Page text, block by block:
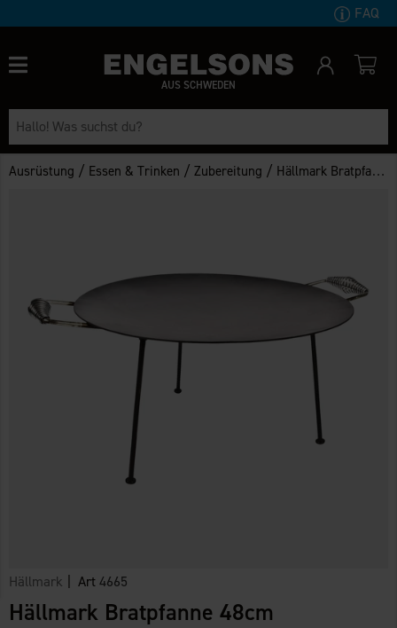
FAQ
AUS SCHWEDEN
Ausrüstung / Essen & Trinken /Zubereitung / Hällmark Bratpfanne 48cm
Hällmark | Art4665
Hällmark Bratpfanne 48cm